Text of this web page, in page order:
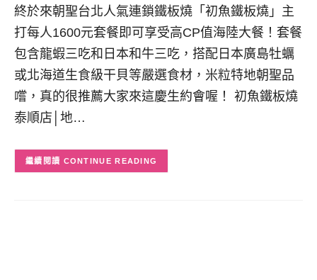
終於來朝聖台北人氣連鎖鐵板燒「初魚鐵板燒」主
打每人1600元套餐即可享受高CP值海陸大餐！套餐
包含龍蝦三吃和日本和牛三吃，搭配日本廣島牡蠣
或北海道生食級干貝等嚴選食材，米粒特地朝聖品
嚐，真的很推薦大家來這慶生約會喔！ 初魚鐵板燒
泰順店│地…
CONTINUE READING